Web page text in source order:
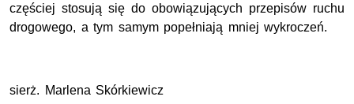
częściej stosują się do obowiązujących przepisów ruchu
drogowego, a tym samym popełniają mniej wykroczeń.
sierż. Marlena Skórkiewicz